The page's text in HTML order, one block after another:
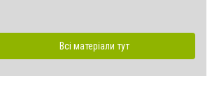
Всі матеріали тут